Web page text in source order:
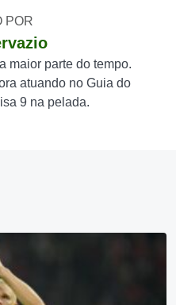
POR
maior parte do tempo.
atuando no Guia do
9 na pelada.